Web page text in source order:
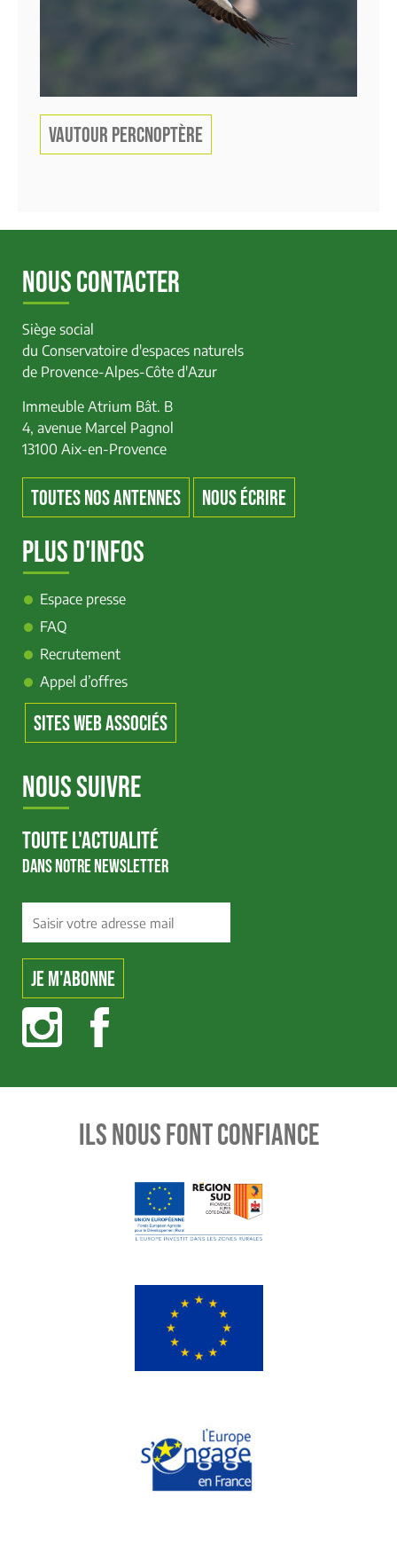
VAUTOUR PERCNOPTÈRE
NOUS CONTACTER
Siège social
du Conservatoire d'espaces naturels
de Provence-Alpes-Côte d'Azur
Immeuble Atrium Bât. B
4, avenue Marcel Pagnol
13100 Aix-en-Provence
TOUTES NOS ANTENNES NOUS ÉCRIRE
PLUS D'INFOS
Espace presse
FAQ
Recrutement
Appel d’offres
SITES WEB ASSOCIÉS
NOUS SUIVRE
TOUTE L'ACTUALITÉ
DANS NOTRE NEWSLETTER
ILS NOUS FONT CONFIANCE